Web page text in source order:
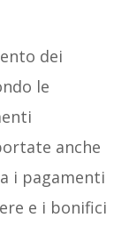
dei
le
anche
i pagamenti
e i bonifici